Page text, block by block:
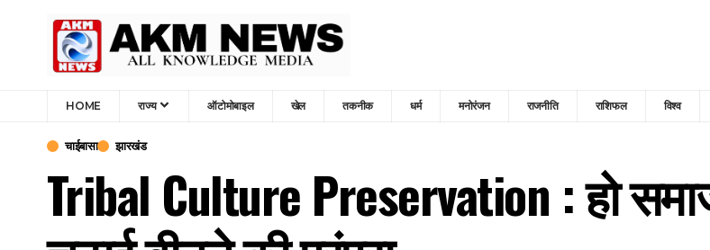
HOME राज्य ऑटोमोबाइल खेल तकनीक धर्म मनोरंजन राजनीति राशिफल विश्व
चाईबासा झारखंड
Tribal Culture Preservation : हो